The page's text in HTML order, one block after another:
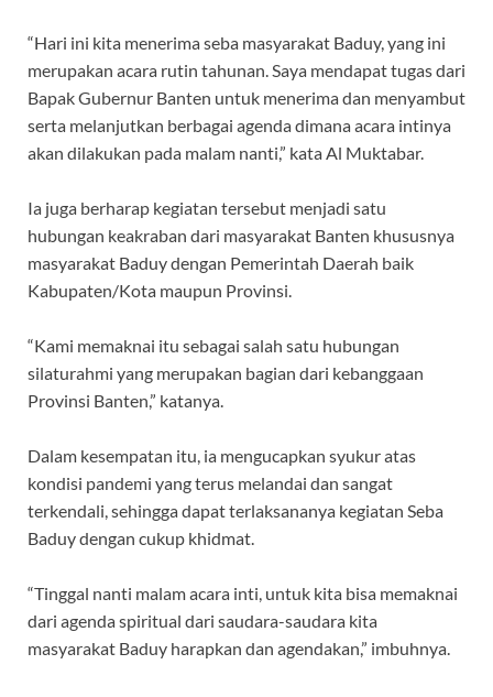
“Hari ini kita menerima seba masyarakat Baduy, yang ini
merupakan acara rutin tahunan. Saya mendapat tugas dari
Bapak Gubernur Banten untuk menerima dan menyambut
serta melanjutkan berbagai agenda dimana acara intinya
akan dilakukan pada malam nanti,” kata Al Muktabar.
Ia juga berharap kegiatan tersebut menjadi satu
hubungan keakraban dari masyarakat Banten khususnya
masyarakat Baduy dengan Pemerintah Daerah baik
Kabupaten/Kota maupun Provinsi.
“Kami memaknai itu sebagai salah satu hubungan
silaturahmi yang merupakan bagian dari kebanggaan
Provinsi Banten,” katanya.
Dalam kesempatan itu, ia mengucapkan syukur atas
kondisi pandemi yang terus melandai dan sangat
terkendali, sehingga dapat terlaksananya kegiatan Seba
Baduy dengan cukup khidmat.
“Tinggal nanti malam acara inti, untuk kita bisa memaknai
dari agenda spiritual dari saudara-saudara kita
masyarakat Baduy harapkan dan agendakan,” imbuhnya.